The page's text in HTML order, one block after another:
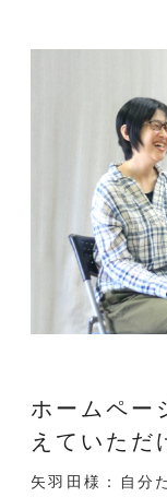
ホームペー
えていただ
矢羽田様：自分